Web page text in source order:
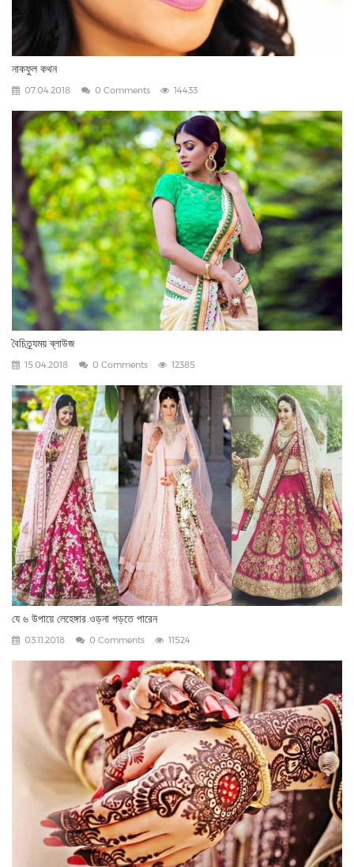
নাকফুল কথন
07.04.2018 0 Comments 14433
বৈচিত্র্যময় ব্লাউজ
15.04.2018 0 Comments 12385
যে ৬ উপায়ে লেহেঙ্গার ওড়না পড়তে পারেন
03.11.2018 0 Comments 11524